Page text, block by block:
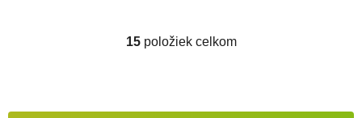
Ovládacie prvky výpisu
15položiek celkom